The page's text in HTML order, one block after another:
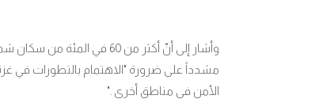
وأشار إلى أنّ أكثر من 60
مشدداً على ضرورة "الاهتمام بالتطورات في
الأمن في مناطق أخرى ".